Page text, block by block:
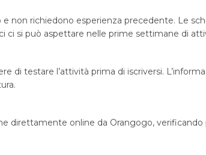
non richiedono esperienza precedente. Le
ci si può aspettare nelle prime settimane di
testare l’attività prima di iscriversi.
direttamente online da Orangogo,